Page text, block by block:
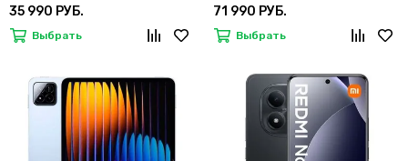
35 990 РУБ.
Выбрать
71 990 РУБ.
Выбрать